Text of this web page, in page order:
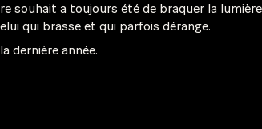
souhait a toujours été de braquer la
qui brasse et qui parfois dérange.
dernière année.